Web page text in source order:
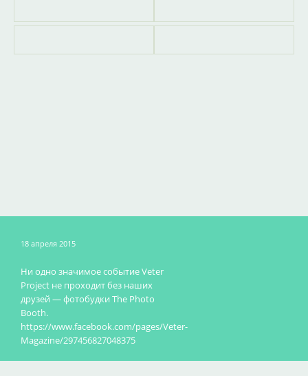
18 апреля 2015
Ни одно значимое событие Veter
Project не проходит без наших
друзей — фотобудки The Photo
Booth.
https://www.facebook.com/pages/Veter-
Magazine/297456827048375